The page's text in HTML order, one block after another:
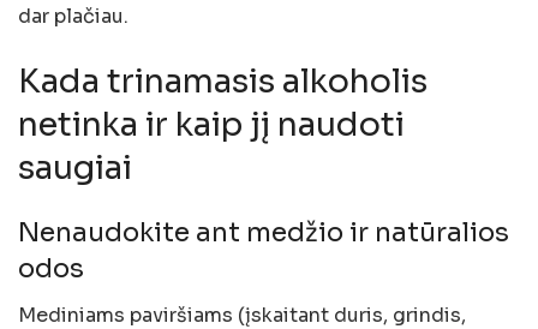
dar plačiau.
Kada trinamasis alkoholis
netinka ir kaip jį naudoti
saugiai
Nenaudokite ant medžio ir natūralios
odos
Mediniams paviršiams (įskaitant duris, grindis,